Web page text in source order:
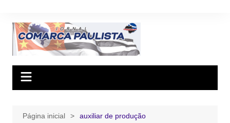
conteúdo
Página inicial auxiliar de produção